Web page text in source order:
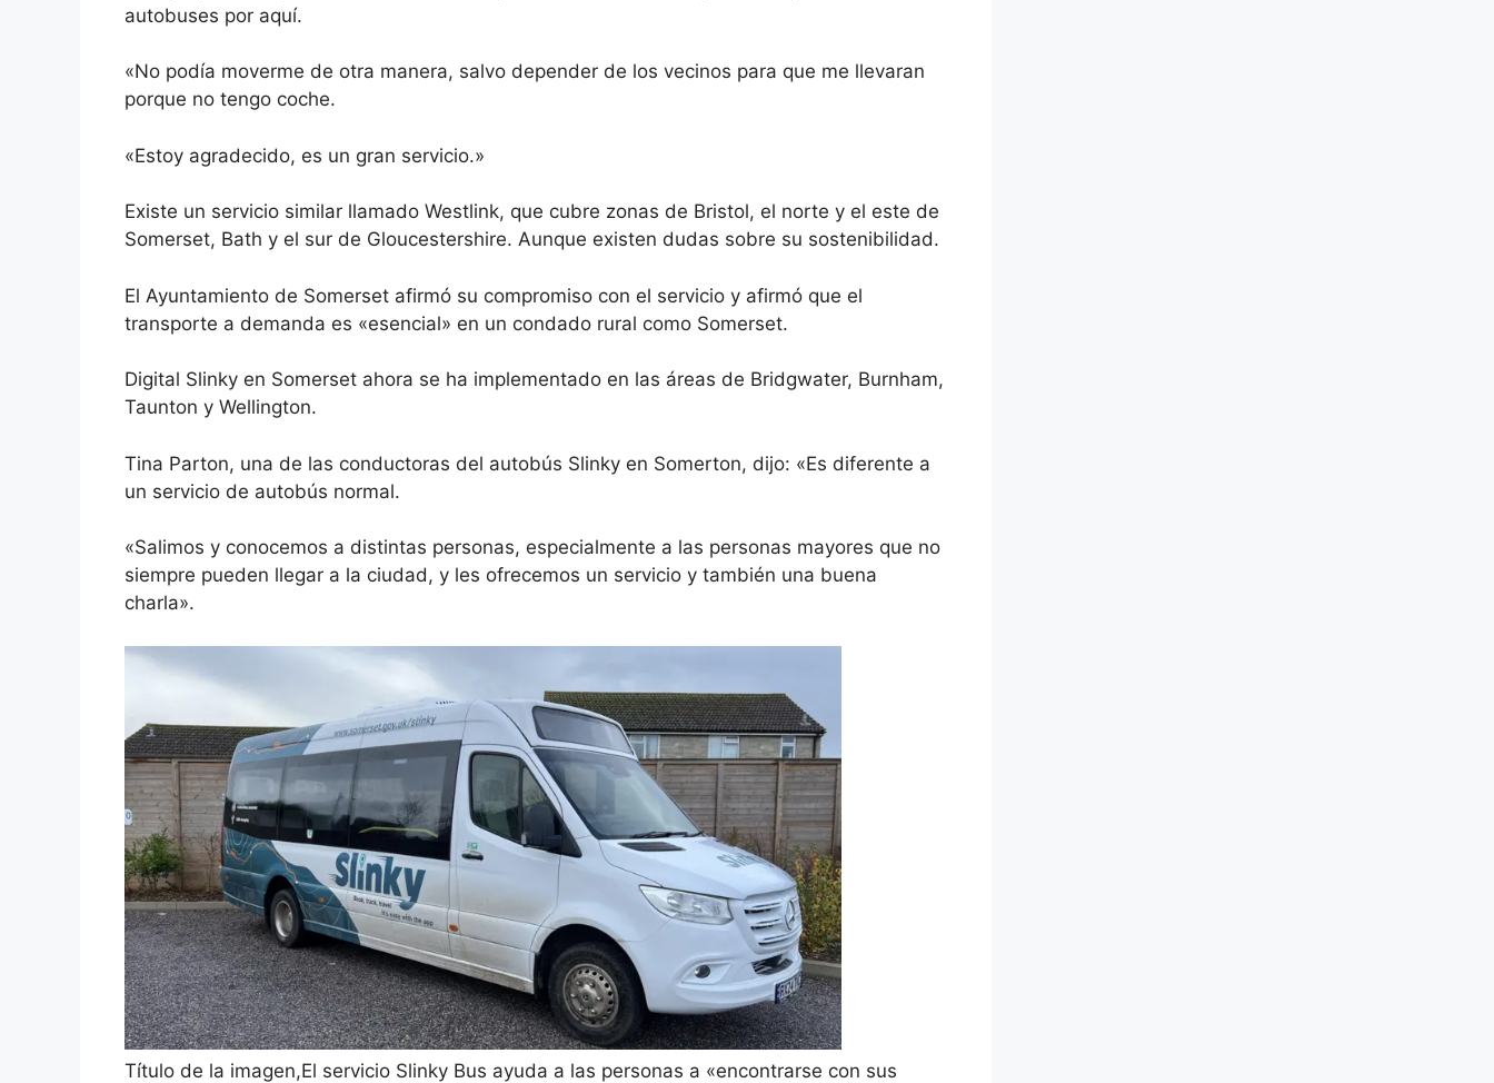
autobuses por aquí.
«No podía moverme de otra manera, salvo depender de los vecinos para que me llevaran
porque no tengo coche.
«Estoy agradecido, es un gran servicio.»
Existe un servicio similar llamado Westlink, que cubre zonas de Bristol, el norte y el este de
Somerset, Bath y el sur de Gloucestershire. Aunque existen dudas sobre su sostenibilidad.
El Ayuntamiento de Somerset afirmó su compromiso con el servicio y afirmó que el
transporte a demanda es «esencial» en un condado rural como Somerset.
Digital Slinky en Somerset ahora se ha implementado en las áreas de Bridgwater, Burnham,
Taunton y Wellington.
Tina Parton, una de las conductoras del autobús Slinky en Somerton, dijo: «Es diferente a
un servicio de autobús normal.
«Salimos y conocemos a distintas personas, especialmente a las personas mayores que no
siempre pueden llegar a la ciudad, y les ofrecemos un servicio y también una buena
charla».
Título de la imagen,El servicio Slinky Bus ayuda a las personas a «encontrarse con sus